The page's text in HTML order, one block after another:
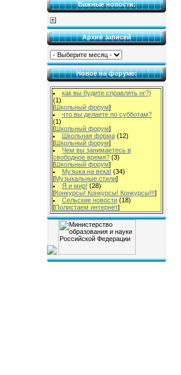
Важные новости:
Архив записей
Новое на форуме:
как вы будите справлять нг?)
(1)
[Школьный форум]
что вы делаете по субботам?
(1)
[Школьный форум]
Школьная форма (12)
[Школьный форум]
Чем вы занимаетесь в
свободное время? (3)
[Школьный форум]
Музыка на века! (34)
[Музыкальные стили]
Я и мир! (28)
[Конкурсы! Конкурсы! Конкурсы!!!]
Сельские новости (18)
[Полистаем интернет]